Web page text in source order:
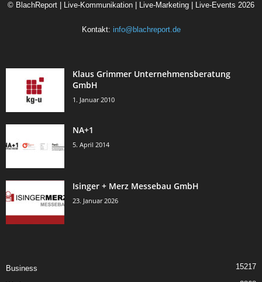
© BlachReport | Live-Kommunikation | Live-Marketing | Live-Events 2026
Kontakt: info@blachreport.de
Klaus Grimmer Unternehmensberatung
GmbH
1. Januar 2010
NA+1
5. April 2014
Isinger + Merz Messebau GmbH
23. Januar 2026
Business 15217